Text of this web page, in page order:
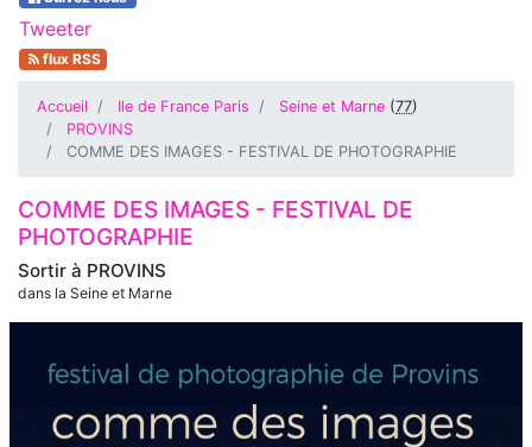
Tweeter
flux RSS
Accueil Ile de France Paris Seine et Marne (77)
PROVINS
COMME DES IMAGES - FESTIVAL DE PHOTOGRAPHIE
Sortir à PROVINS
dans la Seine et Marne
COMME DES IMAGES - FESTIVAL DE
PHOTOGRAPHIE